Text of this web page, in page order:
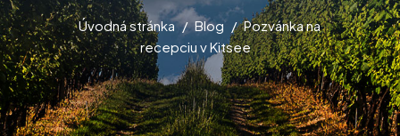
Úvodná stránka Blog
Pozvánka na
recepciu v Kitsee